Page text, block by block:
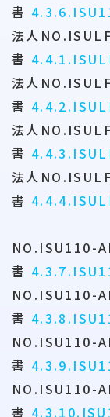
書
法人
書
法人
書
法人
書
法人
書
NO.ISU110-
書
NO.ISU110-
書
NO.ISU110-
書
NO.ISU110-
書